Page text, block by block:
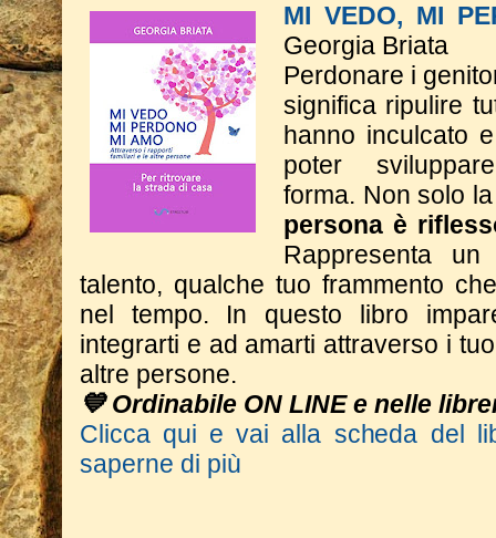
MI VEDO, MI
Georgia Briata
Perdonare i
significa ripulire
hanno inculcato
poter
forma. Non solo
persona è
Rappresenta
talento, qualche tuo frammento
nel tempo.
In questo libro
integrarti e ad amarti attraverso i
altre persone.
💙 Ordinabile ON LINE e nelle
Clicca qui e vai alla scheda del
saperne di più